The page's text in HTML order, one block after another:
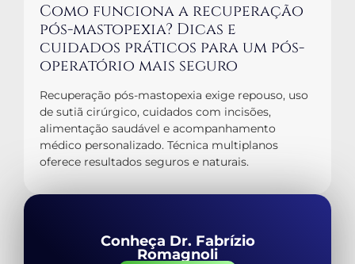
Como funciona a recuperação
pós-mastopexia? Dicas e
cuidados práticos para um pós-
operatório mais seguro
Recuperação pós-mastopexia exige repouso, uso
de sutiã cirúrgico, cuidados com incisões,
alimentação saudável e acompanhamento
médico personalizado. Técnica multiplanos
oferece resultados seguros e naturais.
Conheça Dr. Fabrízio
Romagnoli